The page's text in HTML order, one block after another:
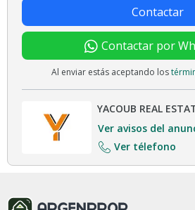
Contactar
Contactar por
Al enviar estás aceptando los
YACOUB REAL
Ver avisos del
Ver télefono